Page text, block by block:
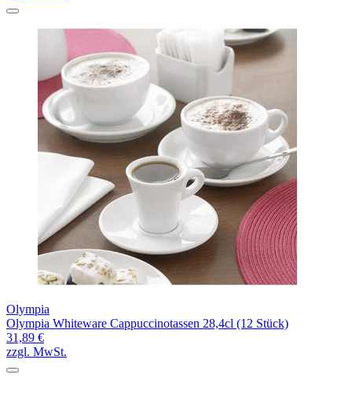
Olympia
Olympia Whiteware Cappuccinotassen 28,4cl (12 Stück)
31,89 €
zzgl. MwSt.